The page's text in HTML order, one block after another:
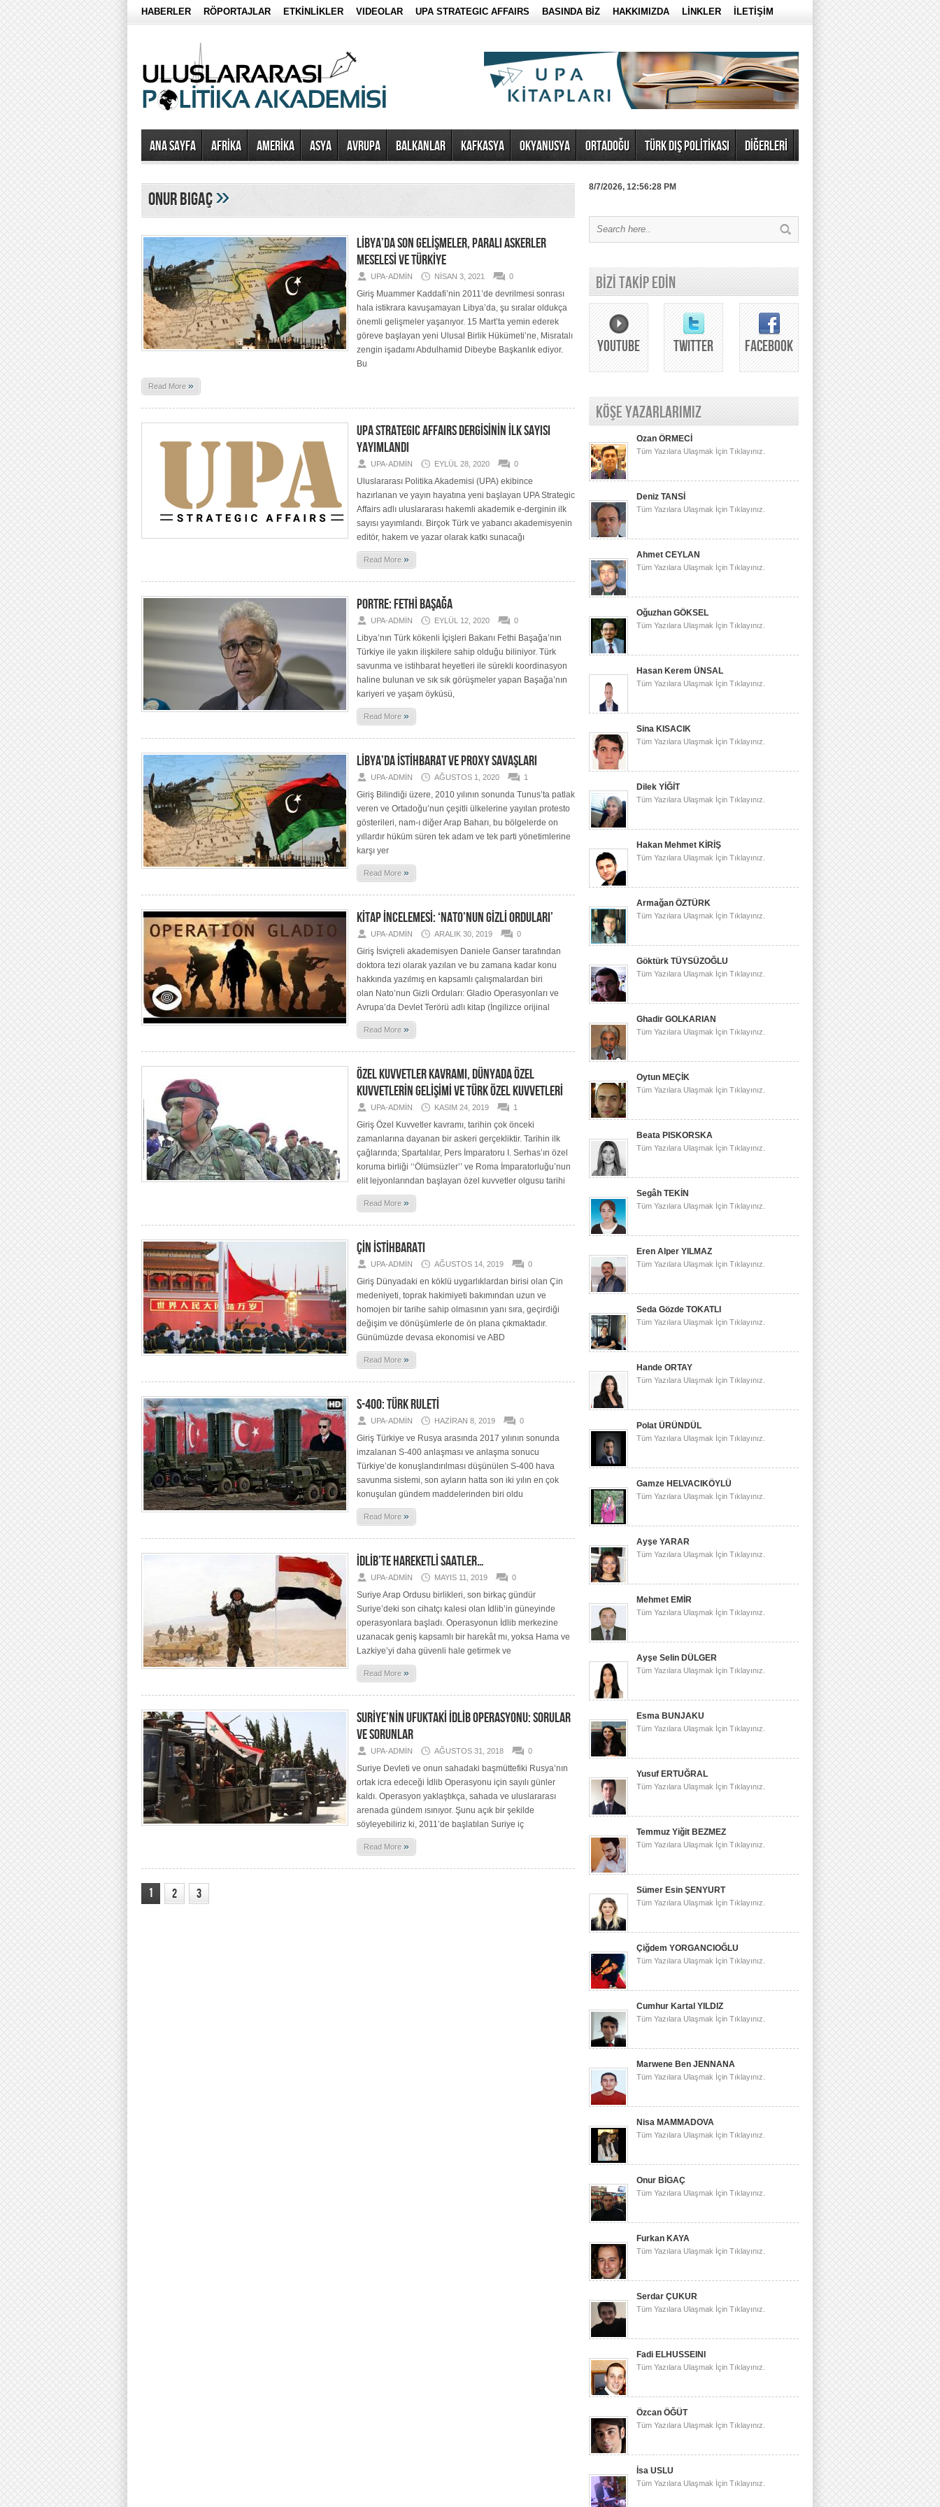
HABERLER RÖPORTAJLAR ETKİNLİKLER VIDEOLAR UPA STRATEGIC AFFAIRS BASINDA BİZ HAKKIMIZDA LİNKLER İLETİŞİM
Ana Sayfa AFRİKA AMERİKA ASYA AVRUPA BALKANLAR KAFKASYA OKYANUSYA ORTADOĞU TÜRK DIŞ POLİTİKASI DİĞERLERİ
onur bigaç»
LİBYA’DA SON GELİŞMELER, PARALI ASKERLER
MESELESİ VE TÜRKİYE
UPA-ADMIN NISAN 3, 2021 0
Giriş Muammer Kaddafi’nin 2011’de devrilmesi sonrası
hala istikrara kavuşamayan Libya’da, şu sıralar oldukça
önemli gelişmeler yaşanıyor. 15 Mart’ta yemin ederek
göreve başlayan yeni Ulusal Birlik Hükümeti’ne, Misratalı
zengin işadamı Abdulhamid Dibeybe Başkanlık ediyor.
Bu
Read More »
UPA STRATEGIC AFFAIRS DERGİSİNİN İLK SAYISI
YAYIMLANDI
UPA-ADMIN EYLÜL 28, 2020 0
Uluslararası Politika Akademisi (UPA) ekibince
hazırlanan ve yayın hayatına yeni başlayan UPA Strategic
Affairs adlı uluslararası hakemli akademik e-derginin ilk
sayısı yayımlandı. Birçok Türk ve yabancı akademisyenin
editör, hakem ve yazar olarak katkı sunacağı
Read More »
PORTRE: FETHİ BAŞAĞA
UPA-ADMIN EYLÜL 12, 2020 0
Libya’nın Türk kökenli İçişleri Bakanı Fethi Başağa’nın
Türkiye ile yakın ilişkilere sahip olduğu biliniyor. Türk
savunma ve istihbarat heyetleri ile sürekli koordinasyon
haline bulunan ve sık sık görüşmeler yapan Başağa’nın
kariyeri ve yaşam öyküsü,
Read More »
LİBYA’DA İSTİHBARAT VE PROXY SAVAŞLARI
UPA-ADMIN AĞUSTOS 1, 2020 1
Giriş Bilindiği üzere, 2010 yılının sonunda Tunus’ta patlak
veren ve Ortadoğu’nun çeşitli ülkelerine yayılan protesto
gösterileri, nam-ı diğer Arap Baharı, bu bölgelerde on
yıllardır hüküm süren tek adam ve tek parti yönetimlerine
karşı yer
Read More »
KİTAP İNCELEMESİ: ‘NATO’NUN GİZLİ ORDULARI’
UPA-ADMIN ARALIK 30, 2019 0
Giriş İsviçreli akademisyen Daniele Ganser tarafından
doktora tezi olarak yazılan ve bu zamana kadar konu
hakkında yazılmış en kapsamlı çalışmalardan biri
olan Nato’nun Gizli Orduları: Gladio Operasyonları ve
Avrupa’da Devlet Terörü adlı kitap (İngilizce orijinal
Read More »
ÖZEL KUVVETLER KAVRAMI, DÜNYADA ÖZEL
KUVVETLERİN GELİŞİMİ VE TÜRK ÖZEL KUVVETLERİ
UPA-ADMIN KASIM 24, 2019 1
Giriş Özel Kuvvetler kavramı, tarihin çok önceki
zamanlarına dayanan bir askeri gerçekliktir. Tarihin ilk
çağlarında; Spartalılar, Pers İmparatoru I. Serhas’ın özel
koruma birliği ‘‘Ölümsüzler’’ ve Roma İmparatorluğu’nun
elit lejyonlarından başlayan özel kuvvetler olgusu tarihi
Read More »
ÇİN İSTİHBARATI
UPA-ADMIN AĞUSTOS 14, 2019 0
Giriş Dünyadaki en köklü uygarlıklardan birisi olan Çin
medeniyeti, toprak hakimiyeti bakımından uzun ve
homojen bir tarihe sahip olmasının yanı sıra, geçirdiği
değişim ve dönüşümlerle de ön plana çıkmaktadır.
Günümüzde devasa ekonomisi ve ABD
Read More »
S-400: TÜRK RULETİ
UPA-ADMIN HAZIRAN 8, 2019 0
Giriş Türkiye ve Rusya arasında 2017 yılının sonunda
imzalanan S-400 anlaşması ve anlaşma sonucu
Türkiye’de konuşlandırılması düşünülen S-400 hava
savunma sistemi, son ayların hatta son iki yılın en çok
konuşulan gündem maddelerinden biri oldu
Read More »
İDLİB’TE HAREKETLİ SAATLER…
UPA-ADMIN MAYIS 11, 2019 0
Suriye Arap Ordusu birlikleri, son birkaç gündür
Suriye’deki son cihatçı kalesi olan İdlib’in güneyinde
operasyonlara başladı. Operasyonun İdlib merkezine
uzanacak geniş kapsamlı bir harekât mı, yoksa Hama ve
Lazkiye’yi daha güvenli hale getirmek ve
Read More »
SURİYE’NİN UFUKTAKİ İDLİB OPERASYONU: SORULAR
VE SORUNLAR
UPA-ADMIN AĞUSTOS 31, 2018 0
Suriye Devleti ve onun sahadaki başmüttefiki Rusya’nın
ortak icra edeceği İdlib Operasyonu için sayılı günler
kaldı. Operasyon yaklaştıkça, sahada ve uluslararası
arenada gündem ısınıyor. Şunu açık bir şekilde
söyleyebiliriz ki, 2011’de başlatılan Suriye iç
Read More »
1 2 3
8/7/2026, 12:56:28 PM
BİZİ TAKİP EDİN
YOUTUBE TWITTER FACEBOOK
KÖŞE YAZARLARIMIZ
Ozan ÖRMECİ
Tüm Yazılara Ulaşmak İçin Tıklayınız.
Deniz TANSİ
Tüm Yazılara Ulaşmak İçin Tıklayınız.
Ahmet CEYLAN
Tüm Yazılara Ulaşmak İçin Tıklayınız.
Oğuzhan GÖKSEL
Tüm Yazılara Ulaşmak İçin Tıklayınız.
Hasan Kerem ÜNSAL
Tüm Yazılara Ulaşmak İçin Tıklayınız.
Sina KISACIK
Tüm Yazılara Ulaşmak İçin Tıklayınız.
Dilek YİĞİT
Tüm Yazılara Ulaşmak İçin Tıklayınız.
Hakan Mehmet KİRİŞ
Tüm Yazılara Ulaşmak İçin Tıklayınız.
Armağan ÖZTÜRK
Tüm Yazılara Ulaşmak İçin Tıklayınız.
Göktürk TÜYSÜZOĞLU
Tüm Yazılara Ulaşmak İçin Tıklayınız.
Ghadir GOLKARIAN
Tüm Yazılara Ulaşmak İçin Tıklayınız.
Oytun MEÇİK
Tüm Yazılara Ulaşmak İçin Tıklayınız.
Beata PISKORSKA
Tüm Yazılara Ulaşmak İçin Tıklayınız.
Segâh TEKİN
Tüm Yazılara Ulaşmak İçin Tıklayınız.
Eren Alper YILMAZ
Tüm Yazılara Ulaşmak İçin Tıklayınız.
Seda Gözde TOKATLI
Tüm Yazılara Ulaşmak İçin Tıklayınız.
Hande ORTAY
Tüm Yazılara Ulaşmak İçin Tıklayınız.
Polat ÜRÜNDÜL
Tüm Yazılara Ulaşmak İçin Tıklayınız.
Gamze HELVACIKÖYLÜ
Tüm Yazılara Ulaşmak İçin Tıklayınız.
Ayşe YARAR
Tüm Yazılara Ulaşmak İçin Tıklayınız.
Mehmet EMİR
Tüm Yazılara Ulaşmak İçin Tıklayınız.
Ayşe Selin DÜLGER
Tüm Yazılara Ulaşmak İçin Tıklayınız.
Esma BUNJAKU
Tüm Yazılara Ulaşmak İçin Tıklayınız.
Yusuf ERTUĞRAL
Tüm Yazılara Ulaşmak İçin Tıklayınız.
Temmuz Yiğit BEZMEZ
Tüm Yazılara Ulaşmak İçin Tıklayınız.
Sümer Esin ŞENYURT
Tüm Yazılara Ulaşmak İçin Tıklayınız.
Çiğdem YORGANCIOĞLU
Tüm Yazılara Ulaşmak İçin Tıklayınız.
Cumhur Kartal YILDIZ
Tüm Yazılara Ulaşmak İçin Tıklayınız.
Marwene Ben JENNANA
Tüm Yazılara Ulaşmak İçin Tıklayınız.
Nisa MAMMADOVA
Tüm Yazılara Ulaşmak İçin Tıklayınız.
Onur BİGAÇ
Tüm Yazılara Ulaşmak İçin Tıklayınız.
Furkan KAYA
Tüm Yazılara Ulaşmak İçin Tıklayınız.
Serdar ÇUKUR
Tüm Yazılara Ulaşmak İçin Tıklayınız.
Fadi ELHUSSEINI
Tüm Yazılara Ulaşmak İçin Tıklayınız.
Özcan ÖĞÜT
Tüm Yazılara Ulaşmak İçin Tıklayınız.
İsa USLU
Tüm Yazılara Ulaşmak İçin Tıklayınız.